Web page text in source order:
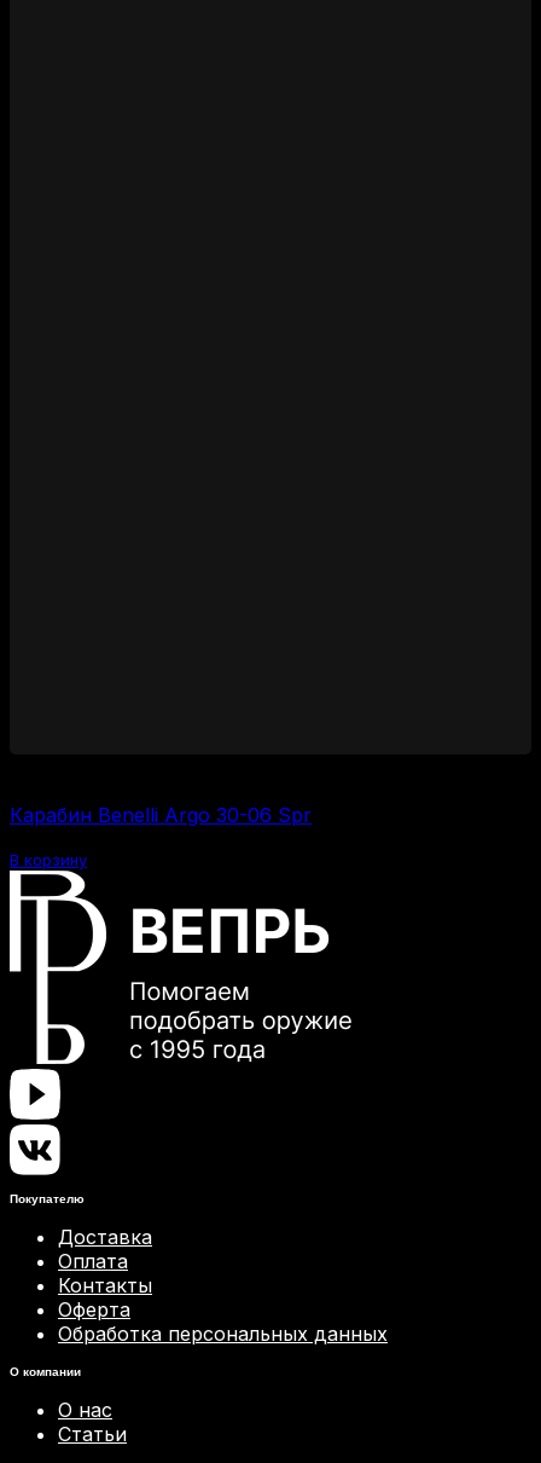
Карабин Benelli Argo 30-06 Spr
В корзину
Покупателю
Доставка
Оплата
Контакты
Оферта
Обработка персональных данных
О компании
О нас
Статьи